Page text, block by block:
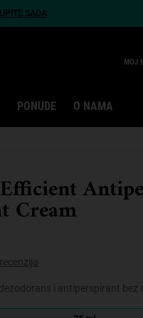
SADA
MOJ
PONUDE O NAMA
Cream
i antiperspirant bez